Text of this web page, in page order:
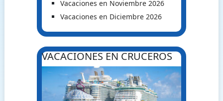
Vacaciones en Noviembre 2026
Vacaciones en Diciembre 2026
VACACIONES EN CRUCEROS